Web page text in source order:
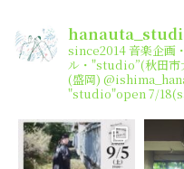
since2014音楽企画
ル・"studio”(秋田市
(盛岡)
"studio"open 7/